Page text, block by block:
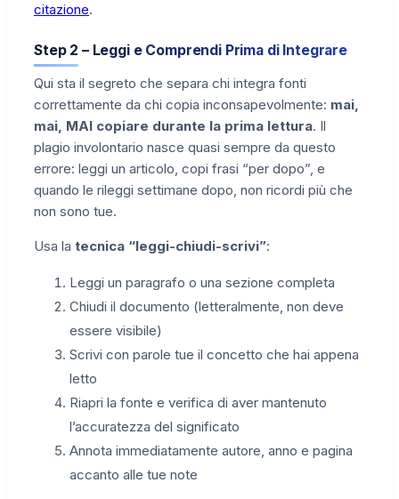
citazione.
Step 2 – Leggi e Comprendi Prima di Integrare
Qui sta il segreto che separa chi integra fonti
correttamente da chi copia inconsapevolmente: mai,
mai, MAI copiare durante la prima lettura. Il
plagio involontario nasce quasi sempre da questo
errore: leggi un articolo, copi frasi “per dopo”, e
quando le rileggi settimane dopo, non ricordi più che
non sono tue.
Usa la tecnica “leggi-chiudi-scrivi”:
Leggi un paragrafo o una sezione completa
Chiudi il documento (letteralmente, non deve
essere visibile)
Scrivi con parole tue il concetto che hai appena
letto
Riapri la fonte e verifica di aver mantenuto
l’accuratezza del significato
Annota immediatamente autore, anno e pagina
accanto alle tue note